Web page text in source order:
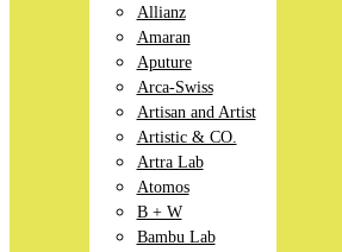
Allianz
Amaran
Aputure
Arca-Swiss
Artisan and Artist
Artistic & CO.
Artra Lab
Atomos
B + W
Bambu Lab